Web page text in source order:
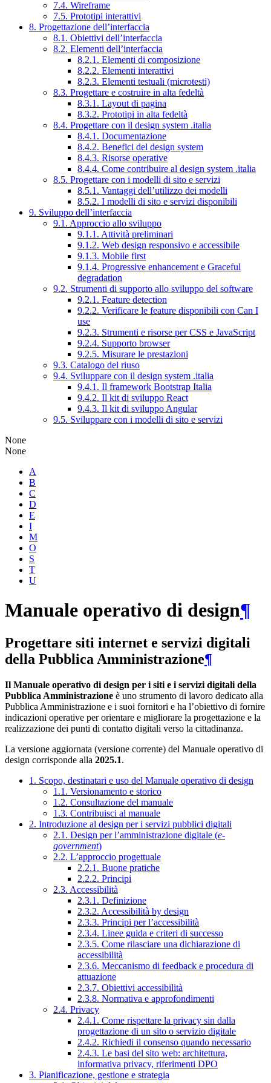
7.4. Wireframe
7.5. Prototipi interattivi
8. Progettazione dell’interfaccia
8.1. Obiettivi dell’interfaccia
8.2. Elementi dell’interfaccia
8.2.1. Elementi di composizione
8.2.2. Elementi interattivi
8.2.3. Elementi testuali (microtesti)
8.3. Progettare e costruire in alta fedeltà
8.3.1. Layout di pagina
8.3.2. Prototipi in alta fedeltà
8.4. Progettare con il design system .italia
8.4.1. Documentazione
8.4.2. Benefici del design system
8.4.3. Risorse operative
8.4.4. Come contribuire al design system .italia
8.5. Progettare con i modelli di sito e servizi
8.5.1. Vantaggi dell’utilizzo dei modelli
8.5.2. I modelli di sito e servizi disponibili
9. Sviluppo dell’interfaccia
9.1. Approccio allo sviluppo
9.1.1. Attività preliminari
9.1.2. Web design responsivo e accessibile
9.1.3. Mobile first
9.1.4. Progressive enhancement e Graceful
degradation
9.2. Strumenti di supporto allo sviluppo del software
9.2.1. Feature detection
9.2.2. Verificare le feature disponibili con Can I
use
9.2.3. Strumenti e risorse per CSS e JavaScript
9.2.4. Supporto browser
9.2.5. Misurare le prestazioni
9.3. Catalogo del riuso
9.4. Sviluppare con il design system .italia
9.4.1. Il framework Bootstrap Italia
9.4.2. Il kit di sviluppo React
9.4.3. Il kit di sviluppo Angular
9.5. Sviluppare con i modelli di sito e servizi
None
None
A
B
C
D
E
I
M
O
S
T
U
Manuale operativo di design¶
Progettare siti internet e servizi digitali
della Pubblica Amministrazione¶
Il Manuale operativo di design per i siti e i servizi digitali della
Pubblica Amministrazione è uno strumento di lavoro dedicato alla
Pubblica Amministrazione e i suoi fornitori e ha l’obiettivo di fornire
indicazioni operative per orientare e migliorare la progettazione e la
realizzazione dei punti di contatto digitali verso la cittadinanza.
La versione aggiornata (versione corrente) del Manuale operativo di
design corrisponde alla 2025.1.
1. Scopo, destinatari e uso del Manuale operativo di design
1.1. Versionamento e storico
1.2. Consultazione del manuale
1.3. Contribuisci al manuale
2. Introduzione al design per i servizi pubblici digitali
2.1. Design per l’amministrazione digitale (e-
government)
2.2. L’approccio progettuale
2.2.1. Buone pratiche
2.2.2. Principi
2.3. Accessibilità
2.3.1. Definizione
2.3.2. Accessibilità by design
2.3.3. Principi per l’accessibilità
2.3.4. Linee guida e criteri di successo
2.3.5. Come rilasciare una dichiarazione di
accessibilità
2.3.6. Meccanismo di feedback e procedura di
attuazione
2.3.7. Obiettivi accessibilità
2.3.8. Normativa e approfondimenti
2.4. Privacy
2.4.1. Come rispettare la privacy sin dalla
progettazione di un sito o servizio digitale
2.4.2. Richiedi il consenso quando necessario
2.4.3. Le basi del sito web: architettura,
informativa privacy, riferimenti DPO
3. Pianificazione, gestione e strategia